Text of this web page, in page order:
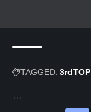
TAGGED: 3rdTOP